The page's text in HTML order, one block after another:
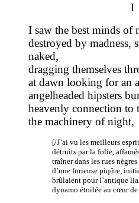
I
I saw the best minds of
destroyed by madness,
naked,
dragging themselves
at dawn looking for an
angelheaded hipsters
heavenly connection to
the machinery of night,
[/J’ai vu les meilleurs
détruits par la folie,
traîner dans les rues
d’une furieuse piqûre,
brûlaient pour l’antique
dynamo étoilée au cœur